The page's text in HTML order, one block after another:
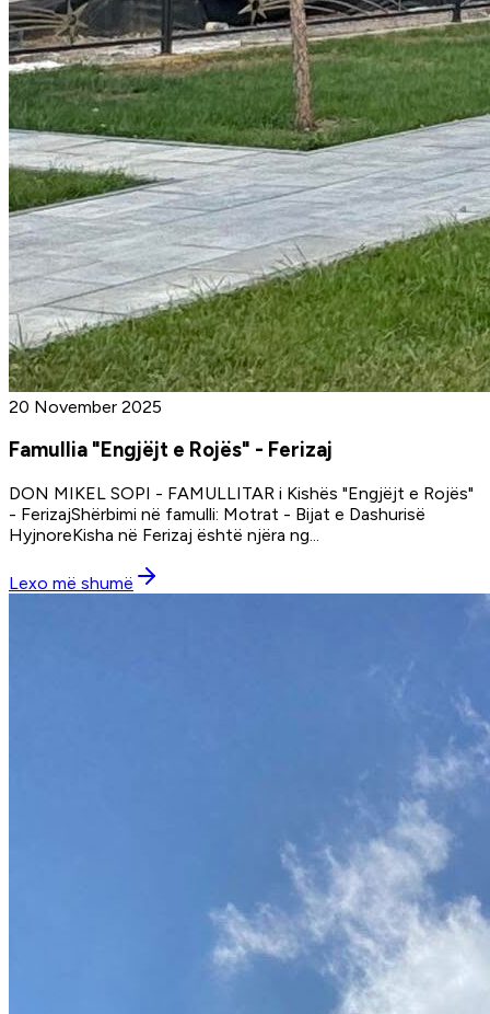
20 November 2025
Famullia "Engjëjt e Rojës" - Ferizaj
DON MIKEL SOPI - FAMULLITAR i Kishës "Engjëjt e Rojës"
- FerizajShërbimi në famulli: Motrat - Bijat e Dashurisë
HyjnoreKisha në Ferizaj është njëra ng...
Lexo më shumë